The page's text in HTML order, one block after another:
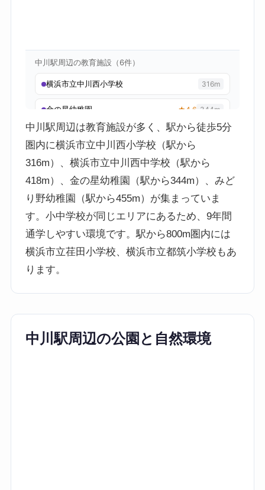
中川駅周辺は教育施設が多く、駅から徒歩5分
圏内に横浜市立中川西小学校（駅から
316m）、横浜市立中川西中学校（駅から
418m）、金の星幼稚園（駅から344m）、みど
り野幼稚園（駅から455m）が集まっていま
す。小中学校が同じエリアにあるため、9年間
通学しやすい環境です。駅から800m圏内には
横浜市立荏田小学校、横浜市立都筑小学校もあ
ります。
中川駅周辺の公園と自然環境